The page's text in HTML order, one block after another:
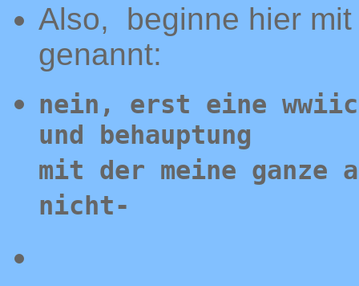
Also, beginne hier
genannt:
nein, erst eine
und behauptung
mit der meine ganze
nicht-